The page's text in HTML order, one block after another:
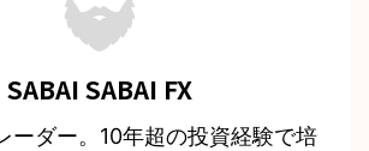
SABAI SABAI FX
ーダー。10年超の投資経験で培